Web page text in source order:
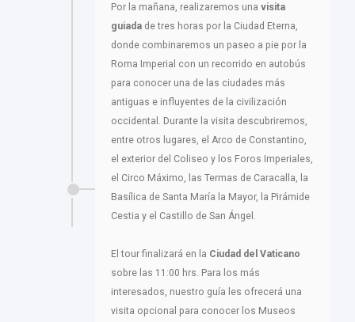
Por la mañana, realizaremos una visita
guiada de tres horas por la Ciudad Eterna,
donde combinaremos un paseo a pie por la
Roma Imperial con un recorrido en autobús
para conocer una de las ciudades más
antiguas e influyentes de la civilización
occidental. Durante la visita descubriremos,
entre otros lugares, el Arco de Constantino,
el exterior del Coliseo y los Foros Imperiales,
el Circo Máximo, las Termas de Caracalla, la
Basílica de Santa María la Mayor, la Pirámide
Cestia y el Castillo de San Ángel.
El tour finalizará en la Ciudad del Vaticano
sobre las 11:00 hrs. Para los más
interesados, nuestro guía les ofrecerá una
visita opcional para conocer los Museos